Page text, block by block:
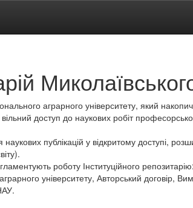
аграрного університету, який
доступ до наукових робіт
публікацій у відкритому доступі,
роботу Інституційного
університету, Авторський договір,